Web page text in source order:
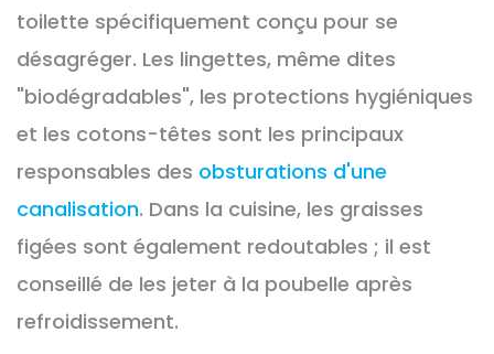
toilette spécifiquement conçu pour se
désagréger. Les lingettes, même dites
"biodégradables", les protections hygiéniques
et les cotons-têtes sont les principaux
responsables des obsturations d'une
canalisation. Dans la cuisine, les graisses
figées sont également redoutables ; il est
conseillé de les jeter à la poubelle après
refroidissement.